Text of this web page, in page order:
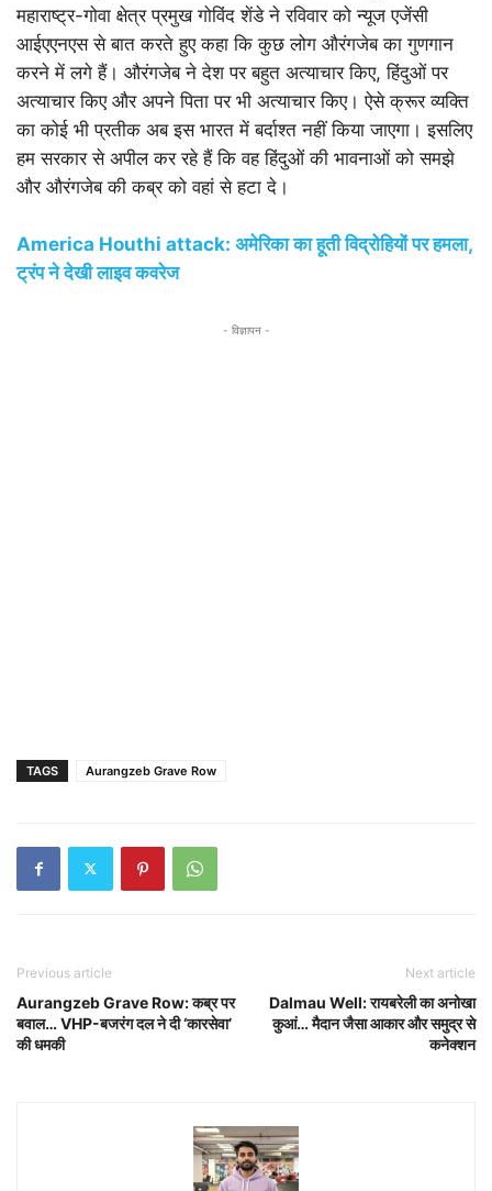
#WATCH| Maharashtra | Security deployed at Aurangzeb’s
Tomb in Chhatrapati Sambhajinagar
state government that Aurangzeb’s Tomb should be removed.
pic.twitter.com/eWBHpI7HiW
महाराष्ट्र-गोवा क्षेत्र प्रमुख गोविंद शेंडे ने रविवार को न्यूज एजेंसी
आईएएनएस से बात करते हुए कहा कि कुछ लोग औरंगजेब का गुणगान
करने में लगे हैं। औरंगजेब ने देश पर बहुत अत्याचार किए, हिंदुओं पर
अत्याचार किए और अपने पिता पर भी अत्याचार किए। ऐसे क्रूर व्यक्ति
का कोई भी प्रतीक अब इस भारत में बर्दाश्त नहीं किया जाएगा। इसलिए
हम सरकार से अपील कर रहे हैं कि वह हिंदुओं की भावनाओं को समझे
और औरंगजेब की कब्र को वहां से हटा दे।
America Houthi attack: अमेरिका का हूती विद्रोहियों पर हमला,
ट्रंप ने देखी लाइव कवरेज
- विज्ञापन -
TAGS Aurangzeb Grave Row
Previous article
Aurangzeb Grave Row: कब्र पर
बवाल… VHP-बजरंग दल ने दी ‘कारसेवा’
की धमकी
Next article
Dalmau Well: रायबरेली का अनोखा
कुआं… मैदान जैसा आकार और समुद्र से
कनेक्शन